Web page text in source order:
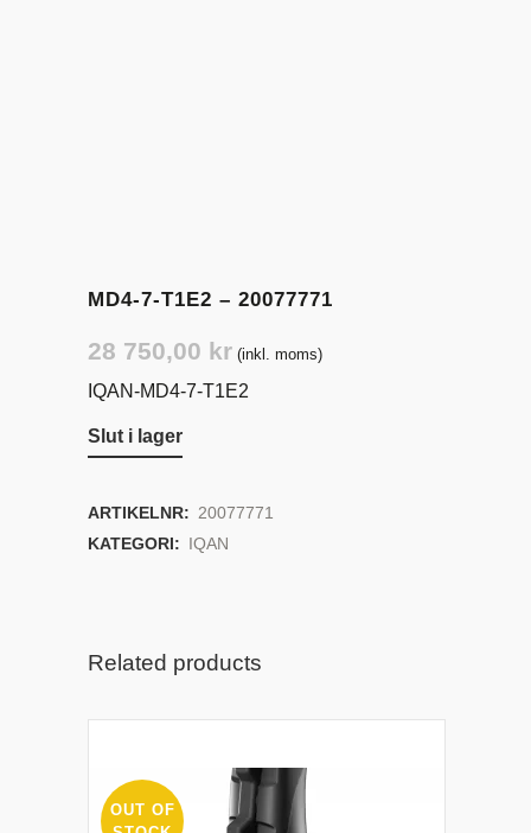
MD4-7-T1E2 – 20077771
28 750,00 kr (inkl. moms)
IQAN-MD4-7-T1E2
Slut i lager
ARTIKELNR: 20077771
KATEGORI: IQAN
Related products
OUT OF